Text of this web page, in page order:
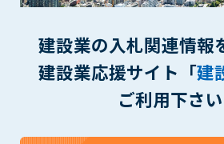
建設業の入札関連情報
建設業応援サイト「建
ご利用下さい
に第三者に提供すること
第7条（登録内容の削除）
管理者は、会員が登録した内容が以下に
恐れのあるものは、会員の承諾なく削除
(1) 登録されている情報が、第6条の定め
(2) 建設資料館の運営および保守管理上